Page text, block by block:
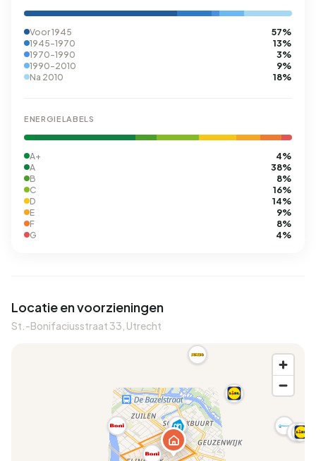
Voor 1945 57%
1945-1970 13%
1970-1990 3%
1990-2010 9%
Na 2010 18%
ENERGIELABELS
A+ 4%
A 38%
B 8%
C 16%
D 14%
E 9%
F 8%
G 4%
Locatie en voorzieningen
St.-Bonifaciusstraat 33, Utrecht
A